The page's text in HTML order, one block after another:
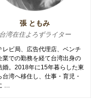
張 ともみ
台湾在住よろずライター
レビ局、広告代理店、ベンチ
業での勤務を経て台湾出身の
婚。2018年に15年暮らした東
台湾へ移住し、仕事・育児・
…